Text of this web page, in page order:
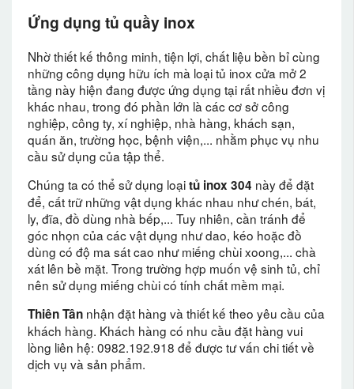
Ứng dụng tủ quầy inox
Nhờ thiết kế thông minh, tiện lợi, chất liệu bền bỉ cùng
những công dụng hữu ích mà loại tủ inox cửa mở 2
tầng này hiện đang được ứng dụng tại rất nhiều đơn vị
khác nhau, trong đó phần lớn là các cơ sở công
nghiệp, công ty, xí nghiệp, nhà hàng, khách sạn,
quán ăn, trường học, bệnh viện,... nhằm phục vụ nhu
cầu sử dụng của tập thể.
Chúng ta có thể sử dụng loạitủ inox 304 này để đặt
để, cất trữ những vật dụng khác nhau như chén, bát,
ly, đĩa, đồ dùng nhà bếp,... Tuy nhiên, cần tránh để
góc nhọn của các vật dụng như dao, kéo hoặc đồ
dùng có độ ma sát cao như miếng chùi xoong,... chà
xát lên bề mặt. Trong trường hợp muốn vệ sinh tủ, chỉ
nên sử dụng miếng chùi có tính chất mềm mại.
Thiên Tân nhận đặt hàng và thiết kế theo yêu cầu của
khách hàng. Khách hàng có nhu cầu đặt hàng vui
lòng liên hệ: 0982.192.918 để được tư vấn chi tiết về
dịch vụ và sản phẩm.